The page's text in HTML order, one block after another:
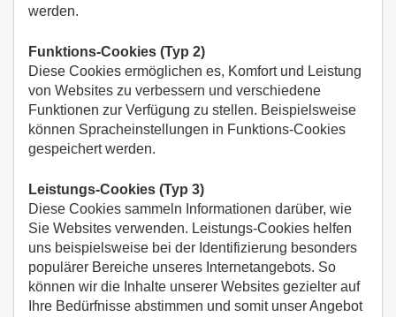
werden.
Funktions-Cookies (Typ 2)
Diese Cookies ermöglichen es, Komfort und Leistung
von Websites zu verbessern und verschiedene
Funktionen zur Verfügung zu stellen. Beispielsweise
können Spracheinstellungen in Funktions-Cookies
gespeichert werden.
Leistungs-Cookies (Typ 3)
Diese Cookies sammeln Informationen darüber, wie
Sie Websites verwenden. Leistungs-Cookies helfen
uns beispielsweise bei der Identifizierung besonders
populärer Bereiche unseres Internetangebots. So
können wir die Inhalte unserer Websites gezielter auf
Ihre Bedürfnisse abstimmen und somit unser Angebot